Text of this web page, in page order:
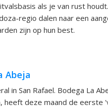
als je van rust
regio dalen naar een
zijn op hun best.
Abeja
in San Rafael. Bodega La
heeft deze maand de eerste